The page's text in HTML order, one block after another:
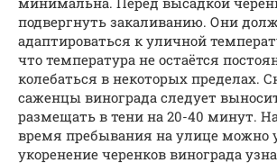
подвергнуть закаливанию. Они
адаптироваться к уличной
что температура не остаётся
колебаться в некоторых пределах.
саженцы винограда следует
размещать в тени на 20-40 минут.
время пребывания на улице можно
укоренение черенков винограда